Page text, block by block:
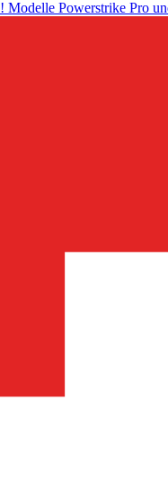
! Modelle Powerstrike Pro